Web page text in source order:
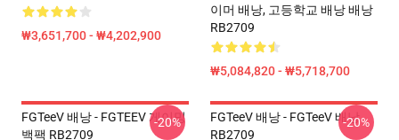
₩3,651,700 - ₩4,202,900
이머 배낭, 고등학교 배낭 배낭
RB2709
₩5,084,820 - ₩5,718,700
FGTeeV 배낭 - FGTEEV 게이밍
백팩 RB2709
-20%
FGTeeV 배낭 - FGTeeV 배낭
RB2709
-20%